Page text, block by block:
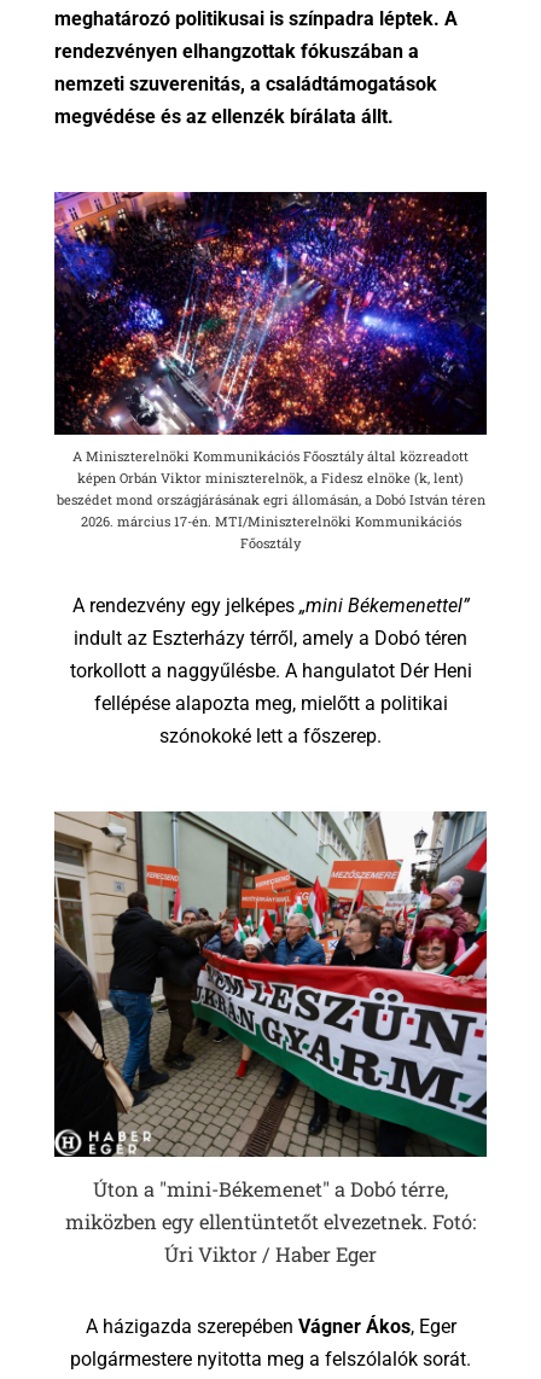
meghatározó politikusai is színpadra léptek. A
rendezvényen elhangzottak fókuszában a
nemzeti szuverenitás, a családtámogatások
megvédése és az ellenzék bírálata állt.
A Miniszterelnöki Kommunikációs Főosztály által közreadott
képen Orbán Viktor miniszterelnök, a Fidesz elnöke (k, lent)
beszédet mond országjárásának egri állomásán, a Dobó István téren
2026. március 17-én. MTI/Miniszterelnöki Kommunikációs
Főosztály
A rendezvény egy jelképes „mini Békemenettel”
indult az Eszterházy térről, amely a Dobó téren
torkollott a naggyűlésbe. A hangulatot Dér Heni
fellépése alapozta meg, mielőtt a politikai
szónokoké lett a főszerep.
Úton a "mini-Békemenet" a Dobó térre,
miközben egy ellentüntetőt elvezetnek. Fotó:
Úri Viktor / Haber Eger
A házigazda szerepében Vágner Ákos, Eger
polgármestere nyitotta meg a felszólalók sorát.